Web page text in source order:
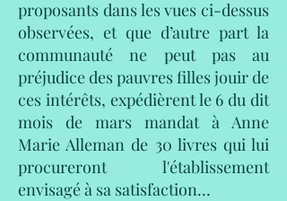
proposants dans les vues ci-dessus
observées, et que d’autre part la
communauté ne peut pas au
préjudice des pauvres filles jouir de
ces intérêts, expédièrent le 6 du dit
mois de mars mandat à Anne
Marie Alleman de 30 livres qui lui
procureront l'établissement
envisagé à sa satisfaction…